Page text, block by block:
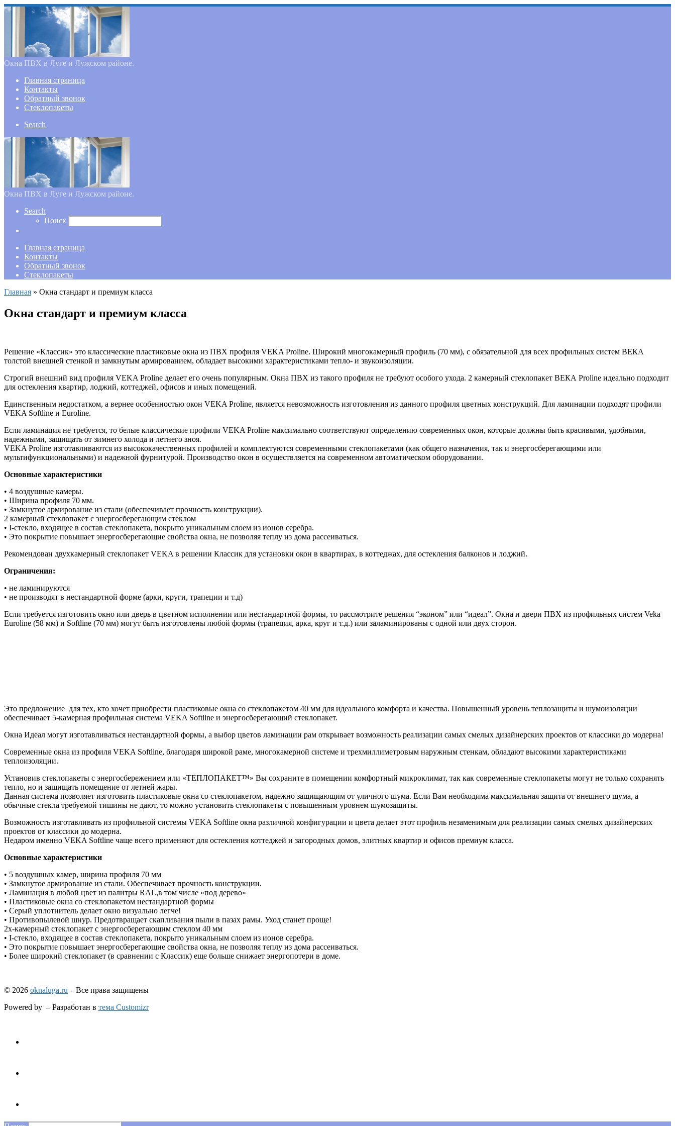
Окна ПВХ в Луге и Лужском районе.
Главная страница
Контакты
Обратный звонок
Стеклопакеты
Search
Окна ПВХ в Луге и Лужском районе.
Search
Поиск
Главная страница
Контакты
Обратный звонок
Стеклопакеты
Главная » Окна стандарт и премиум класса
Окна стандарт и премиум класса
Решение «Классик» это классические пластиковые окна из ПВХ профиля VEKA Proline. Широкий многокамерный профиль (70 мм), с обязательной для всех профильных систем ВЕКА
толстой внешней стенкой и замкнутым армированием, обладает высокими характеристиками тепло- и звукоизоляции.
Строгий внешний вид профиля VEKA Proline делает его очень популярным. Окна ПВХ из такого профиля не требуют особого ухода. 2 камерный стеклопакет ВЕКА Proline идеально подходит
для остекления квартир, лоджий, коттеджей, офисов и иных помещений.
Единственным недостатком, а вернее особенностью окон VEKA Proline, является невозможность изготовления из данного профиля цветных конструкций. Для ламинации подходят профили
VEKA Softline и Euroline.
Если ламинация не требуется, то белые классические профили VEKA Proline максимально соответствуют определению современных окон, которые должны быть красивыми, удобными,
надежными, защищать от зимнего холода и летнего зноя.
VEKA Proline изготавливаются из высококачественных профилей и комплектуются современными стеклопакетами (как общего назначения, так и энергосберегающими или
мультифункциональными) и надежной фурнитурой. Производство окон в осуществляется на современном автоматическом оборудовании.
Основные характеристики
• 4 воздушные камеры.
• Ширина профиля 70 мм.
• Замкнутое армирование из стали (обеспечивает прочность конструкции).
2 камерный стеклопакет с энергосберегающим стеклом
• I-стекло, входящее в состав стеклопакета, покрыто уникальным слоем из ионов серебра.
• Это покрытие повышает энергосберегающие свойства окна, не позволяя теплу из дома рассеиваться.
Рекомендован двухкамерный стеклопакет VEKA в решении Классик для установки окон в квартирах, в коттеджах, для остекления балконов и лоджий.
Ограничения:
• не ламинируются
• не производят в нестандартной форме (арки, круги, трапеции и т.д)
Если требуется изготовить окно или дверь в цветном исполнении или нестандартной формы, то рассмотрите решения “эконом” или “идеал”. Окна и двери ПВХ из профильных систем Veka
Euroline (58 мм) и Softline (70 мм) могут быть изготовлены любой формы (трапеция, арка, круг и т.д.) или заламинированы с одной или двух сторон.
Это предложение для тех, кто хочет приобрести пластиковые окна со стеклопакетом 40 мм для идеального комфорта и качества. Повышенный уровень теплозащиты и шумоизоляции
обеспечивает 5-камерная профильная система VEKA Softline и энергосберегающий стеклопакет.
Окна Идеал могут изготавливаться нестандартной формы, а выбор цветов ламинации рам открывает возможность реализации самых смелых дизайнерских проектов от классики до модерна!
Современные окна из профиля VEKA Softline, благодаря широкой раме, многокамерной системе и трехмиллиметровым наружным стенкам, обладают высокими характеристиками
теплоизоляции.
Установив стеклопакеты с энергосбережением или «ТЕПЛОПАКЕТ™» Вы сохраните в помещении комфортный микроклимат, так как современные стеклопакеты могут не только сохранять
тепло, но и защищать помещение от летней жары.
Данная система позволяет изготовить пластиковые окна со стеклопакетом, надежно защищающим от уличного шума. Если Вам необходима максимальная защита от внешнего шума, а
обычные стекла требуемой тишины не дают, то можно установить стеклопакеты с повышенным уровнем шумозащиты.
Возможность изготавливать из профильной системы VEKA Softline окна различной конфигурации и цвета делает этот профиль незаменимым для реализации самых смелых дизайнерских
проектов от классики до модерна.
Недаром именно VEKA Softline чаще всего применяют для остекления коттеджей и загородных домов, элитных квартир и офисов премиум класса.
Основные характеристики
• 5 воздушных камер, ширина профиля 70 мм
• Замкнутое армирование из стали. Обеспечивает прочность конструкции.
• Ламинация в любой цвет из палитры RAL,в том числе «под дерево»
• Пластиковые окна со стеклопакетом нестандартной формы
• Серый уплотнитель делает окно визуально легче!
• Противопылевой шнур. Предотвращает скапливания пыли в пазах рамы. Уход станет проще!
2х-камерный стеклопакет с энергосберегающим стеклом 40 мм
• I-стекло, входящее в состав стеклопакета, покрыто уникальным слоем из ионов серебра.
• Это покрытие повышает энергосберегающие свойства окна, не позволяя теплу из дома рассеиваться.
• Более широкий стеклопакет (в сравнении с Классик) еще больше снижает энергопотери в доме.
© 2026 oknaluga.ru – Все права защищены
Powered by – Разработан в тема Customizr